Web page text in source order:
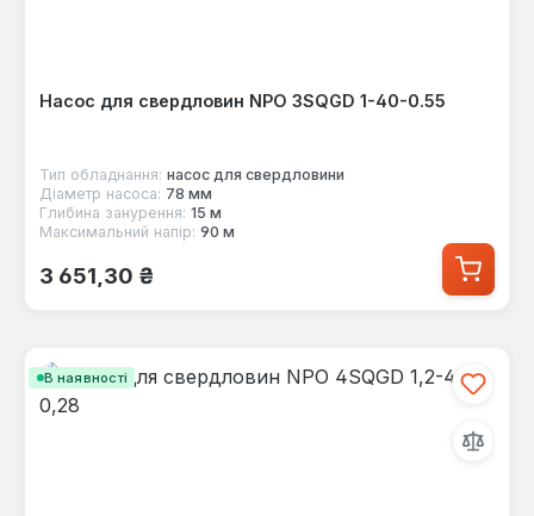
Насос для свердловин NPO 3SQGD 1-40-0.55
Тип обладнання: насос для свердловини
Діаметр насоса: 78 мм
Глибина занурення: 15 м
Максимальний напір: 90 м
Звичайна ціна:
3 651,30 ₴
В наявності